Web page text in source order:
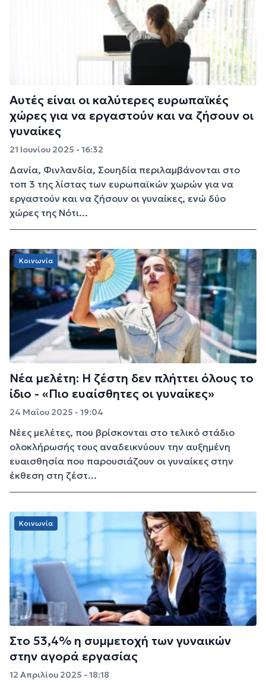
Αυτές είναι οι καλύτερες ευρωπαϊκές
χώρες για να εργαστούν και να ζήσουν οι
γυναίκες
21 Ιουνίου 2025 - 16:32
Δανία, Φινλανδία, Σουηδία περιλαμβάνονται στο
τοπ 3 της λίστας των ευρωπαϊκών χωρών για να
εργαστούν και να ζήσουν οι γυναίκες, ενώ δύο
χώρες της Νότι...
Κοινωνία
Νέα μελέτη: Η ζέστη δεν πλήττει όλους το
ίδιο - «Πιο ευαίσθητες οι γυναίκες»
24 Μαΐου 2025 - 19:04
Νέες μελέτες, που βρίσκονται στο τελικό στάδιο
ολοκλήρωσής τους αναδεικνύουν την αυξημένη
ευαισθησία που παρουσιάζουν οι γυναίκες στην
έκθεση στη ζέστ...
Κοινωνία
Στο 53,4% η συμμετοχή των γυναικών
στην αγορά εργασίας
12 Απριλίου 2025 - 18:18